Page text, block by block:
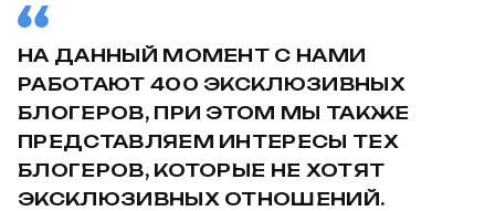
НА ДАННЫЙ МОМЕНТ С НАМИ
РАБОТАЮТ 400 ЭКСКЛЮЗИВНЫХ
БЛОГЕРОВ, ПРИ ЭТОМ МЫ ТАКЖЕ
ПРЕДСТАВЛЯЕМ ИНТЕРЕСЫ ТЕХ
БЛОГЕРОВ, КОТОРЫЕ НЕ ХОТЯТ
ЭКСКЛЮЗИВНЫХ ОТНОШЕНИЙ.